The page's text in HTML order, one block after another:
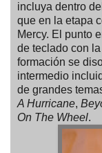
incluya dentro
que en la etapa
Mercy. El punto
de teclado con
formación se
intermedio
de grandes
A Hurricane,
On The Wheel.